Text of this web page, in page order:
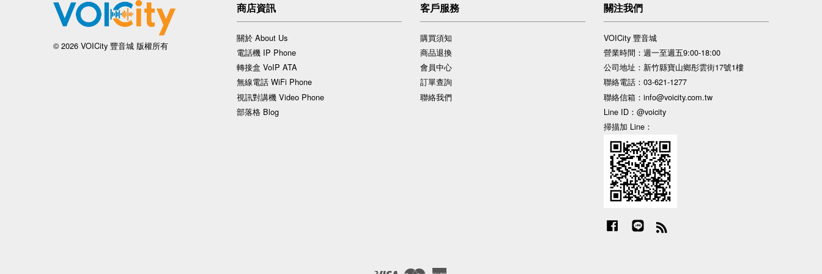
© 2026 VOICity 豐音城 版權所有
商店資訊
關於 About Us
電話機 IP Phone
轉接盒 VoIP ATA
無線電話 WiFi Phone
視訊對講機 Video Phone
部落格 Blog
客戶服務
購買須知
商品退換
會員中心
訂單查詢
聯絡我們
關注我們
VOICity 豐音城
營業時間：週一至週五9:00-18:00
公司地址：新竹縣寶山鄉彤雲街17號1樓
聯絡電話：03-621-1277
聯絡信箱：info@voicity.com.tw
Line ID：@voicity
掃描加 Line：
Facebook Line